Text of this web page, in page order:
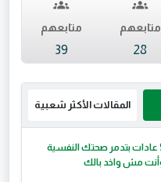
متابعهم
28
متابعهم
39
المقالات الأكثر شعبية
5 عادات بتدمر صحتك النفسية
مش واخد بالك